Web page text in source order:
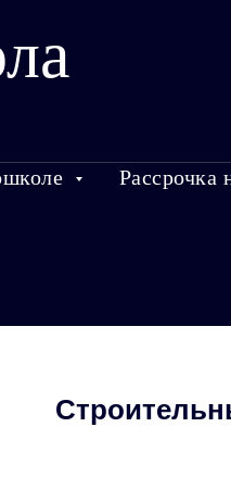
Рассрочка